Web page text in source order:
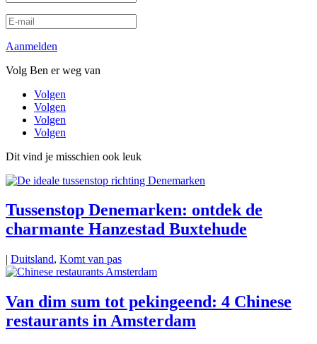
Aanmelden
Volg Ben er weg van
Volgen
Volgen
Volgen
Volgen
Dit vind je misschien ook leuk
Tussenstop Denemarken: ontdek de
charmante Hanzestad Buxtehude
| Duitsland, Komt van pas
Van dim sum tot pekingeend: 4 Chinese
restaurants in Amsterdam